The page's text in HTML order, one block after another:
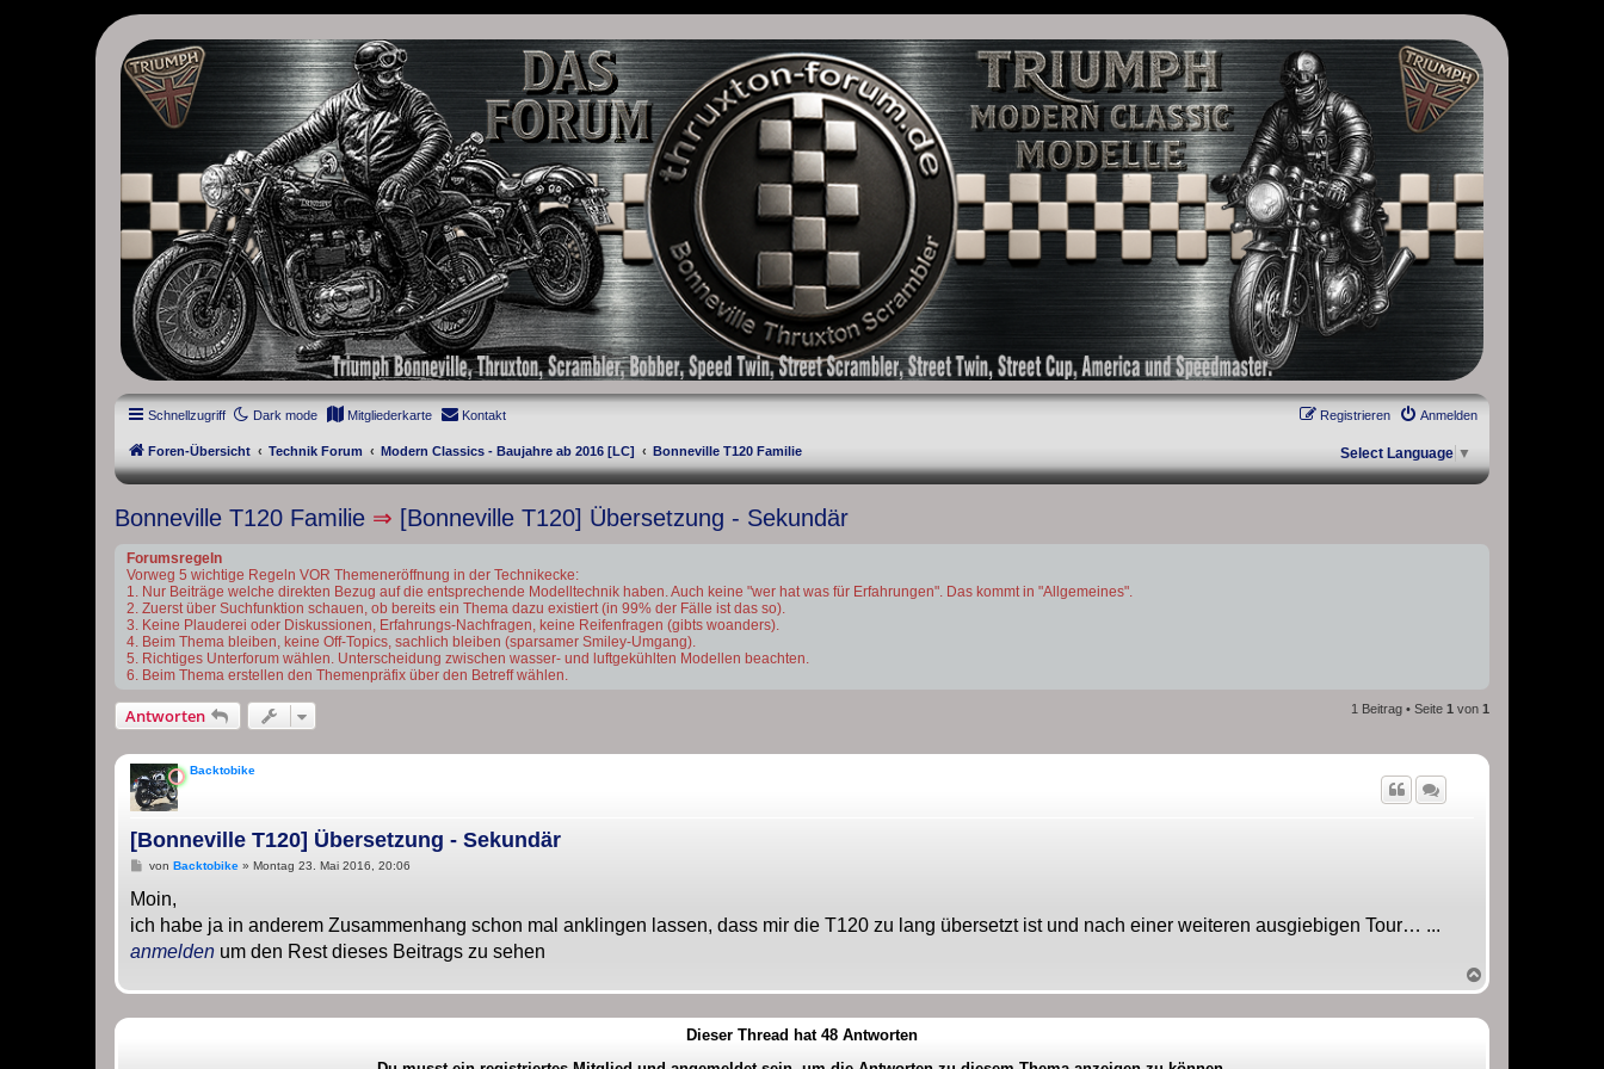
thruxton-forum.de
DAS FORUM! Alles rund um die Triumph Modern Classic Modelle. Das Forum für die New Bonneville Baureihen ab BJ 2001. Triumph Bonneville, Thruxton, Scrambler, Bobber, Speed Twin, Street Scrambler, Street Twin,
Street Cup, America und Speedmaster.
Schnellzugriff Dark mode Mitgliederkarte Kontakt Anmelden
Registrieren
Foren-Übersicht Technik Forum Modern Classics - Baujahre ab 2016 [LC] Bonneville T120 Familie Select Language ▼
Bonneville T120 Familie ⇒ [Bonneville T120] Übersetzung - Sekundär
Forumsregeln
Vorweg 5 wichtige Regeln VOR Themeneröffnung in der Technikecke:
1. Nur Beiträge welche direkten Bezug auf die entsprechende Modelltechnik haben. Auch keine "wer hat was für Erfahrungen". Das kommt in "Allgemeines".
2. Zuerst über Suchfunktion schauen, ob bereits ein Thema dazu existiert (in 99% der Fälle ist das so).
3. Keine Plauderei oder Diskussionen, Erfahrungs-Nachfragen, keine Reifenfragen (gibts woanders).
4. Beim Thema bleiben, keine Off-Topics, sachlich bleiben (sparsamer Smiley-Umgang).
5. Richtiges Unterforum wählen. Unterscheidung zwischen wasser- und luftgekühlten Modellen beachten.
6. Beim Thema erstellen den Themenpräfix über den Betreff wählen.
Antworten 1 Beitrag • Seite 1 von 1
Backtobike
[Bonneville T120] Übersetzung - Sekundär
B
i
t
r
a
g
von Backtobike» Montag 23. Mai 2016, 20:06
Moin,
ich habe ja in anderem Zusammenhang schon mal anklingen lassen, dass mir die T120 zu lang übersetzt ist und nach einer weiteren ausgiebigen Tour… ...
anmelden um den Rest dieses Beitrags zu sehen
a
h
Dieser Thread hat 48 Antworten